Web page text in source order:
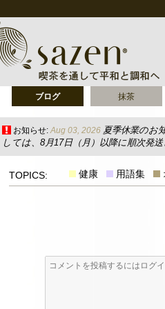
ブログ 抹茶
お知らせ: Aug 03, 2026 夏季休業のお
しては、8月17日（月）以降に順次発
TOPICS: 健康 用語集